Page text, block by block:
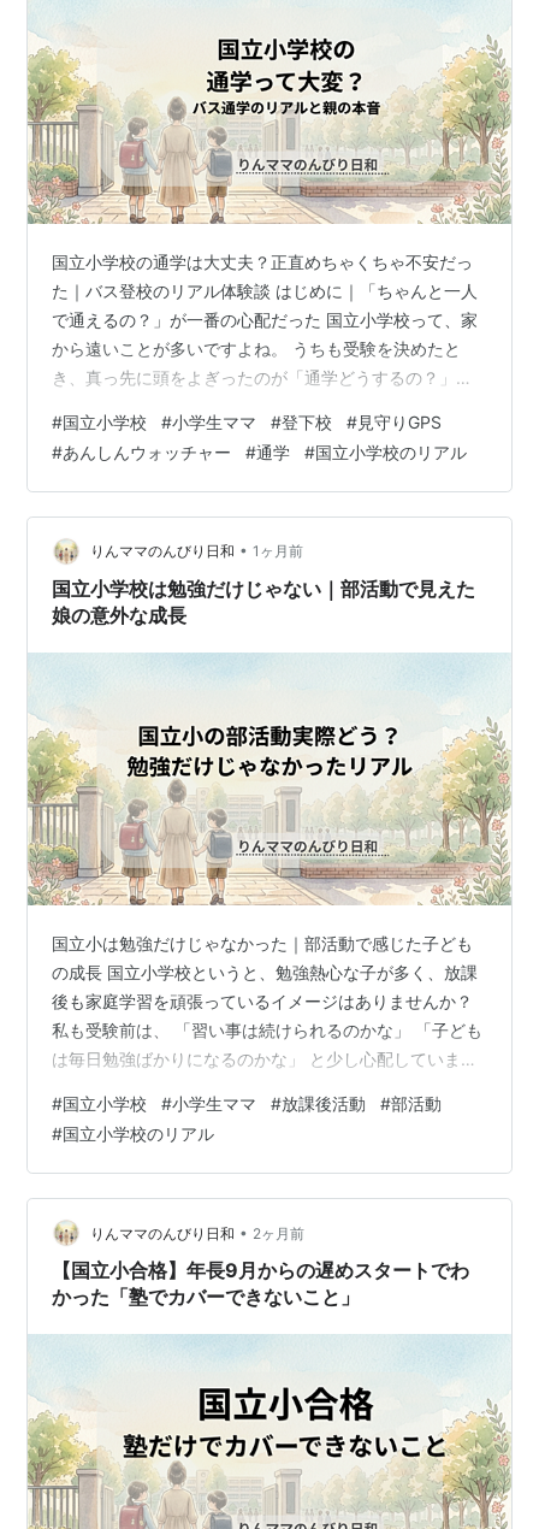
国立小学校の通学は大丈夫？正直めちゃくちゃ不安だっ
た｜バス登校のリアル体験談 はじめに｜「ちゃんと一人
で通えるの？」が一番の心配だった 国立小学校って、家
から遠いことが多いですよね。 うちも受験を決めたと
き、真っ先に頭をよぎったのが「通学どうするの？」と
なるので、小1の子どもが一人でバスに乗れるのか…正直
かなり不安でした。 実際、国立小学校の通学については
「思っていた以上に不安だった」という声も多いです。
入学前は「学力より通学のほうが心配」というくらい、
頭の中はずっと登校のことでいっぱいだった気がしま
す。 同じように、国立小学校の通学や登下…
#国立小学校 #小学生ママ #登下校 #見守りGPS
#あんしんウォッチャー #通学 #国立小学校のリアル
りんママのんびり日和 • 1ヶ月前
国立小学校は勉強だけじゃない｜部活動で見えた
娘の意外な成長
国立小は勉強だけじゃなかった｜部活動で感じた子ども
の成長 国立小学校というと、勉強熱心な子が多く、放課
後も家庭学習を頑張っているイメージはありませんか？
私も受験前は、 「習い事は続けられるのかな」 「子ども
は毎日勉強ばかりになるのかな」 と少し心配していまし
勉強だけではありませんでした。 娘が参加している部活
動は想像以上に本格的で、毎日のように練習がありま
す。 正直、最初は「こんなに忙しいの！？」と驚いたほ
どです。 その一方で、部活動を通して娘は技術だけでな
く、責任感や仲間と協力する力、最後までやり抜く力も
少しずつ身につけてきました。 今回…
#国立小学校 #小学生ママ #放課後活動 #部活動
#国立小学校のリアル
りんママのんびり日和 • 2ヶ月前
【国立小合格】年長9月からの遅めスタートでわ
かった「塾でカバーできないこと」